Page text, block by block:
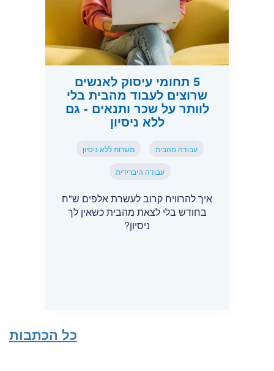
5 תחומי עיסוק לאנשים
שרוצים לעבוד מהבית בלי
לוותר על שכר ותנאים - גם
ללא ניסיון
עבודה מהבית משרות ללא ניסיון
עבודה היברידית
איך להרוויח קרוב לעשרת אלפים ש"ח
בחודש בלי לצאת מהבית כשאין לך
ניסיון?
כל הכתבות